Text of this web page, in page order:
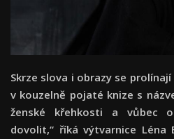
Skrze slova i obrazy se
v kouzelně pojaté knize s
ženské křehkosti a vůbec
dovolit,“ říká výtvarnice Léna